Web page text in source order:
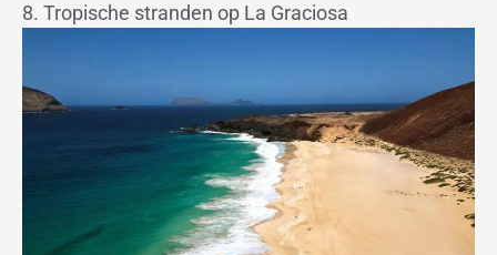
8. Tropische stranden op La Graciosa